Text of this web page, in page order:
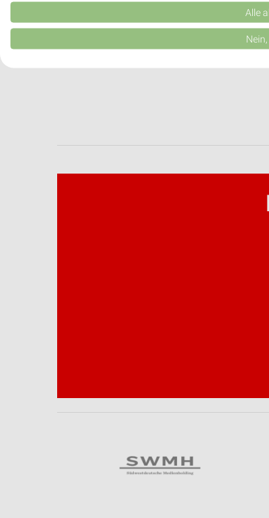
Verwendung reduzierter Daten zur Auswahl von
Erstellung von Profilen für personalisierte Werbung
Analyse von Zielgruppen durch Statistiken oder
Alle